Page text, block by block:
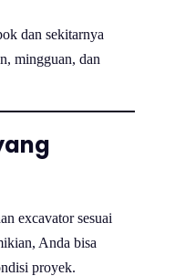
dan sekitarnya
mingguan, dan
excavator sesuai
Anda bisa
proyek.